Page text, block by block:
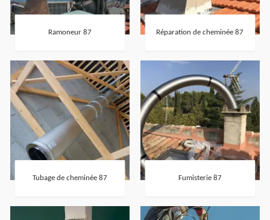
Ramoneur 87 Réparation de cheminée 87
Tubage de cheminée 87 Fumisterie 87